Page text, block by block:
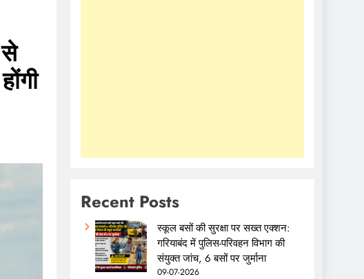
Recent Posts
स्कूल बसों की सुरक्षा पर सख्त एक्शन:
गरियाबंद में पुलिस-परिवहन विभाग की
संयुक्त जांच, 6 बसों पर जुर्माना
09-07-2026